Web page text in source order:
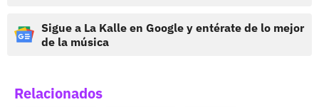
Sigue a La Kalle en Google y entérate de lo mejor
de la música
Relacionados